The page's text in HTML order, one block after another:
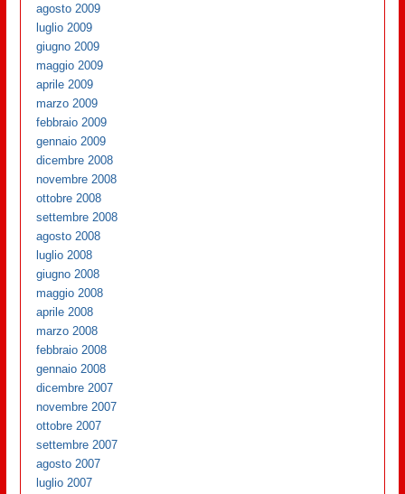
agosto 2009
luglio 2009
giugno 2009
maggio 2009
aprile 2009
marzo 2009
febbraio 2009
gennaio 2009
dicembre 2008
novembre 2008
ottobre 2008
settembre 2008
agosto 2008
luglio 2008
giugno 2008
maggio 2008
aprile 2008
marzo 2008
febbraio 2008
gennaio 2008
dicembre 2007
novembre 2007
ottobre 2007
settembre 2007
agosto 2007
luglio 2007